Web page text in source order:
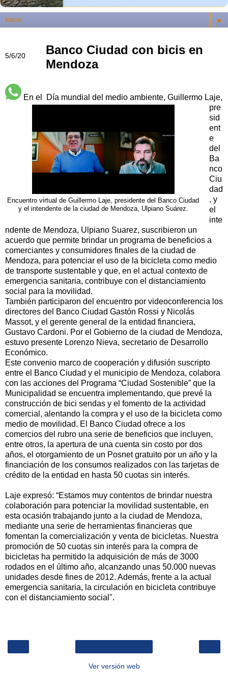
▼
5/6/20
Banco Ciudad con bicis en
Mendoza
Encuentro virtual de Guillermo Laje, presidente del Banco Ciudad
y el intendente de la ciudad de Mendoza, Ulpiano Suárez.
En el Día mundial del medio ambiente, Guillermo Laje,
pre
sid
ent
e
del
Ba
nco
Ciu
dad
, y
el
inte
ndente de Mendoza, Ulpiano Suarez, suscribieron un
acuerdo que permite brindar un programa de beneficios a
comerciantes y consumidores finales de la ciudad de
Mendoza, para potenciar el uso de la bicicleta como medio
de transporte sustentable y que, en el actual contexto de
emergencia sanitaria, contribuye con el distanciamiento
social para la movilidad.
También participaron del encuentro por videoconferencia los
directores del Banco Ciudad Gastón Rossi y Nicolás
Massot, y el gerente general de la entidad financiera,
Gustavo Cardoni. Por el Gobierno de la ciudad de Mendoza,
estuvo presente Lorenzo Nieva, secretario de Desarrollo
Económico.
Este convenio marco de cooperación y difusión suscripto
entre el Banco Ciudad y el municipio de Mendoza, colabora
con las acciones del Programa “Ciudad Sostenible” que la
Municipalidad se encuentra implementando, que prevé la
construcción de bici sendas y el fomento de la actividad
comercial, alentando la compra y el uso de la bicicleta como
medio de movilidad. El Banco Ciudad ofrece a los
comercios del rubro una serie de beneficios que incluyen,
entre otros, la apertura de una cuenta sin costo por dos
años, el otorgamiento de un Posnet gratuito por un año y la
financiación de los consumos realizados con las tarjetas de
crédito de la entidad en hasta 50 cuotas sin interés.
Laje expresó: “Estamos muy contentos de brindar nuestra
colaboración para potenciar la movilidad sustentable, en
esta ocasión trabajando junto a la ciudad de Mendoza,
mediante una serie de herramientas financieras que
fomentan la comercialización y venta de bicicletas. Nuestra
promoción de 50 cuotas sin interés para la compra de
bicicletas ha permitido la adquisición de más de 3000
rodados en el último año, alcanzando unas 50.000 nuevas
unidades desde fines de 2012. Además, frente a la actual
emergencia sanitaria, la circulación en bicicleta contribuye
con el distanciamiento social".
Ver versión web